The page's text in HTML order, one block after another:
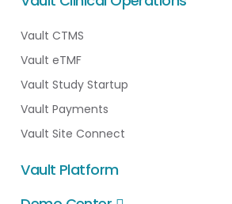
Vault CTMS
Vault eTMF
Vault Study Startup
Vault Payments
Vault Site Connect
Vault Platform